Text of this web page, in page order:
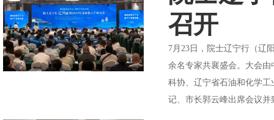
召开
7月23日，院士辽宁行（辽
余名专家共襄盛会。大会
科协、辽宁省石油和化学
记、市长郭云峰出席会议